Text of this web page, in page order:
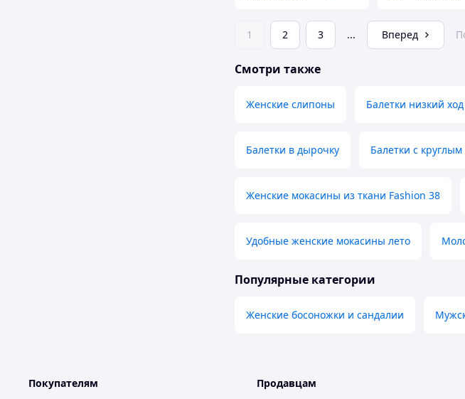
1 2 3 ... Вперед
Смотри также
Женские слипоны Балетки низкий ход
Балетки в дырочку Балетки с
Женские мокасины из ткани Fashion 38
Удобные женские мокасины лето
Популярные категории
Женские босоножки и сандалии
Покупателям Продавцам